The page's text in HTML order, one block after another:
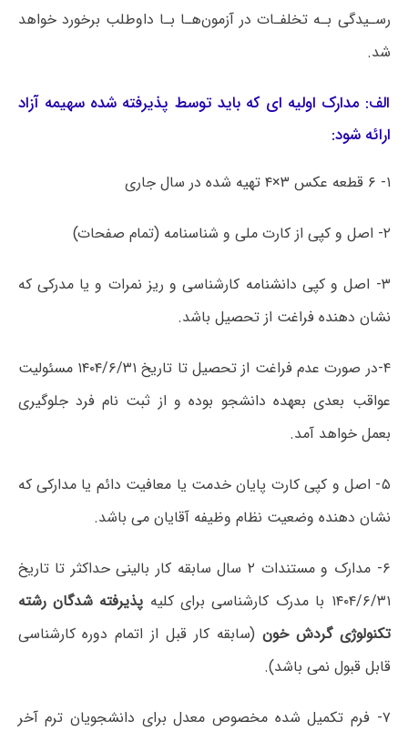
رسـیدگی بـه تخلفـات در آزمون‌هـا بـا داوطلب برخورد خواهد
شد.
الف: مدارک اولیه ای که باید توسط پذیرفته شده سهیمه آزاد
ارائه شود:
۱- ۶ قطعه عکس ۳×۴ تهیه شده در سال جاری
۲- اصل و کپی از کارت ملی و شناسنامه (تمام صفحات)
۳- اصل و کپی دانشنامه کارشناسی و ریز نمرات و یا مدرکی که
نشان دهنده فراغت از تحصیل باشد.
۴-در صورت‌ عدم فراغت از تحصیل تا تاریخ ۱۴۰۴/۶/۳۱ مسئولیت
عواقب بعدی بعهده دانشجو بوده و از ثبت نام فرد جلوگیری
بعمل خواهد آمد.
۵- اصل و کپی کارت پایان خدمت یا معافیت دائم یا مدارکی که
نشان دهنده وضعیت نظام وظیفه آقایان می باشد.
۶- مدارک و مستندات ۲ سال سابقه کار بالینی حداکثر تا تاریخ
۱۴۰۴/۶/۳۱ با مدرک کارشناسی برای کلیه
پذیرفته شدگان رشته
تکنولوژی گردش خون (سابقه کار قبل از اتمام دوره کارشناسی
قابل قبول نمی باشد).
۷- فرم تکمیل شده مخصوص معدل برای دانشجویان ترم آخر